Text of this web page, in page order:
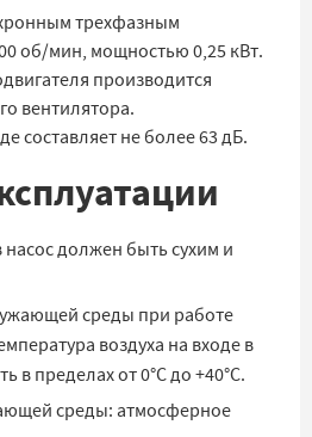
трехфазным
об/мин, мощностью 0,25 кВт.
производится
вентилятора.
составляет не более 63 дБ.
насос должен быть сухим и
среды при работе
воздуха на входе в
в пределах от 0°C до +40°C.
среды: атмосферное